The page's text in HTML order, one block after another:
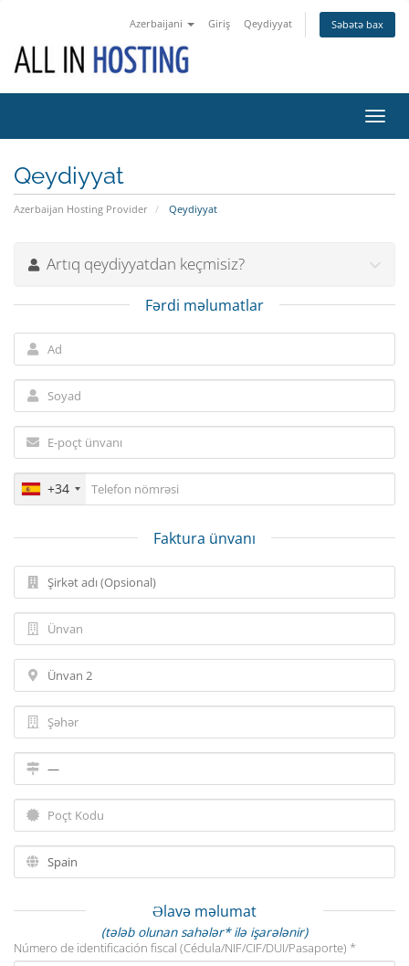
Azerbaijani Giriş Qeydiyyat Səbətə bax
keçid
Qeydiyyat
Azerbaijan Hosting Provider Qeydiyyat
Artıq qeydiyyatdan keçmisiz?
Fərdi məlumatlar
+34
Faktura ünvanı
Əlavə məlumat
(tələb olunan sahələr* ilə işarələnir)
Número de identificación fiscal (Cédula/NIF/CIF/DUI/Pasaporte) *